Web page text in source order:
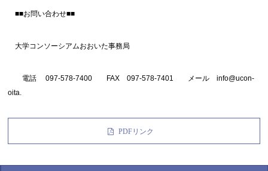
■■お問い合わせ■■
大学コンソーシアムおおいた事務局
電話 097-578-7400 FAX 097-578-7401 メール info@ucon-
oita.
PDFリンク